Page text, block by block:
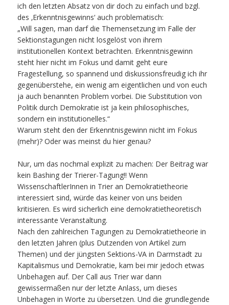
ich den letzten Absatz von dir doch zu einfach und bzgl.
des ‚Erkenntnisgewinns‘ auch problematisch:
„Will sagen, man darf die Themensetzung im Falle der
Sektionstagungen nicht losgelöst von ihrem
institutionellen Kontext betrachten. Erkenntnisgewinn
steht hier nicht im Fokus und damit geht eure
Fragestellung, so spannend und diskussionsfreudig ich ihr
gegenüberstehe, ein wenig am eigentlichen und von euch
ja auch benannten Problem vorbei. Die Substitution von
Politik durch Demokratie ist ja kein philosophisches,
sondern ein institutionelles.“
Warum steht den der Erkenntnisgewinn nicht im Fokus
(mehr)? Oder was meinst du hier genau?
Nur, um das nochmal explizit zu machen: Der Beitrag war
kein Bashing der Trierer-Tagung!! Wenn
WissenschaftlerInnen in Trier an Demokratietheorie
interessiert sind, würde das keiner von uns beiden
kritisieren. Es wird sicherlich eine demokratietheoretisch
interessante Veranstaltung.
Nach den zahlreichen Tagungen zu Demokratietheorie in
den letzten Jahren (plus Dutzenden von Artikel zum
Themen) und der jüngsten Sektions-VA in Darmstadt zu
Kapitalismus und Demokratie, kam bei mir jedoch etwas
Unbehagen auf. Der Call aus Trier war dann
gewissermaßen nur der letzte Anlass, um dieses
Unbehagen in Worte zu übersetzen. Und die grundlegende